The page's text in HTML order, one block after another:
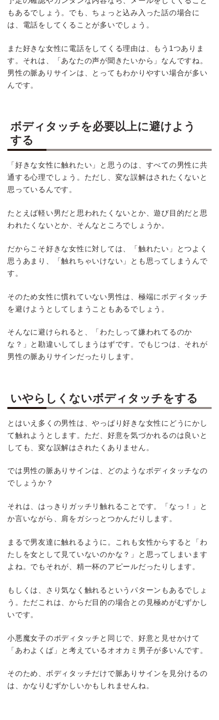
もあるでしょう。でも、ちょっと込み入った話の場合に
は、電話をしてくることが多いでしょう。
また好きな女性に電話をしてくる理由は、もう1つありま
す。それは、「あなたの声が聞きたいから」なんですね。
男性の脈ありサインは、とってもわかりやすい場合が多い
んです。
ボディタッチを必要以上に避けよう
する
「好きな女性に触れたい」と思うのは、すべての男性に共
通する心理でしょう。ただし、変な誤解はされたくないと
思っているんです。
たとえば軽い男だと思われたくないとか、遊び目的だと思
われたくないとか、そんなところでしょうか。
だからこそ好きな女性に対しては、「触れたい」とつよく
思うあまり、「触れちゃいけない」とも思ってしまうんで
す。
そのため女性に慣れていない男性は、極端にボディタッチ
を避けようとしてしまうこともあるでしょう。
そんなに避けられると、「わたしって嫌われてるのか
な？」と勘違いしてしまうはずです。でもじつは、それが
男性の脈ありサインだったりします。
いやらしくないボディタッチをする
とはいえ多くの男性は、やっぱり好きな女性にどうにかし
て触れようとします。ただ、好意を気づかれるのは良いと
しても、変な誤解はされたくありません。
では男性の脈ありサインは、どのようなボディタッチなの
でしょうか？
それは、はっきりガッチリ触れることです。「なっ！」と
か言いながら、肩をガシっとつかんだりします。
まるで男友達に触れるように。これも女性からすると「わ
たしを女として見ていないのかな？」と思ってしまいます
よね。でもそれが、精一杯のアピールだったりします。
もしくは、さり気なく触れるというパターンもあるでしょ
う。ただこれは、からだ目的の場合との見極めがむずかし
いです。
小悪魔女子のボディタッチと同じで、好意と見せかけて
「あわよくば」と考えているオオカミ男子が多いんです。
そのため、ボディタッチだけで脈ありサインを見分けるの
は、かなりむずかしいかもしれませんね。